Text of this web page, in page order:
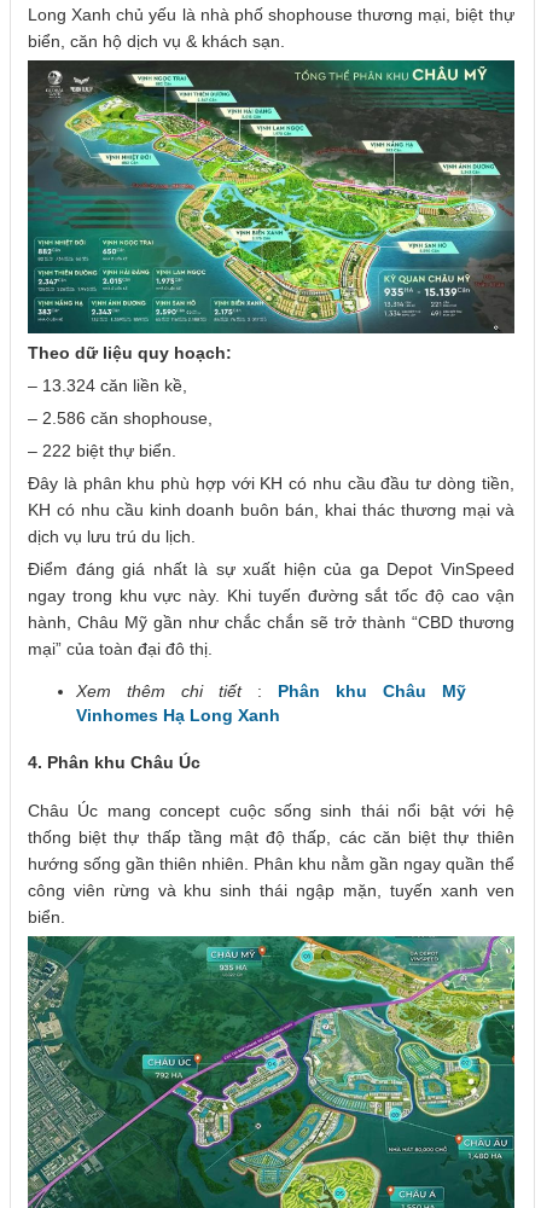
Long Xanh chủ yếu là nhà phố shophouse thương mại, biệt thự
biển, căn hộ dịch vụ & khách sạn.
Theo dữ liệu quy hoạch:
– 13.324 căn liền kề,
– 2.586 căn shophouse,
– 222 biệt thự biển.
Đây là phân khu phù hợp với KH có nhu cầu đầu tư dòng tiền,
KH có nhu cầu kinh doanh buôn bán, khai thác thương mại và
dịch vụ lưu trú du lịch.
Điểm đáng giá nhất là sự xuất hiện của ga Depot VinSpeed
ngay trong khu vực này. Khi tuyến đường sắt tốc độ cao vận
hành, Châu Mỹ gần như chắc chắn sẽ trở thành “CBD thương
mại” của toàn đại đô thị.
Xem thêm chi tiết: Phân khu Châu Mỹ
Vinhomes Hạ Long Xanh
4. Phân khu Châu Úc
Châu Úc mang concept cuộc sống sinh thái nổi bật với hệ
thống biệt thự thấp tầng mật độ thấp, các căn biệt thự thiên
hướng sống gần thiên nhiên. Phân khu nằm gần ngay quần thể
công viên rừng và khu sinh thái ngập mặn, tuyến xanh ven
biển.